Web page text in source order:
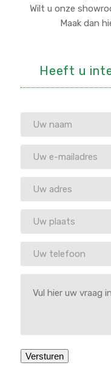
Wilt u onze
Maak dan
Heeft u
Versturen